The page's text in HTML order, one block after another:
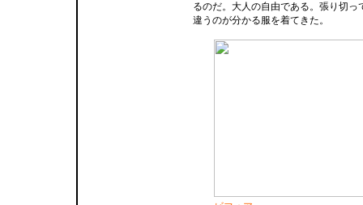
るのだ。大人の自由である。張り切っ
違うのが分かる服を着てきた。